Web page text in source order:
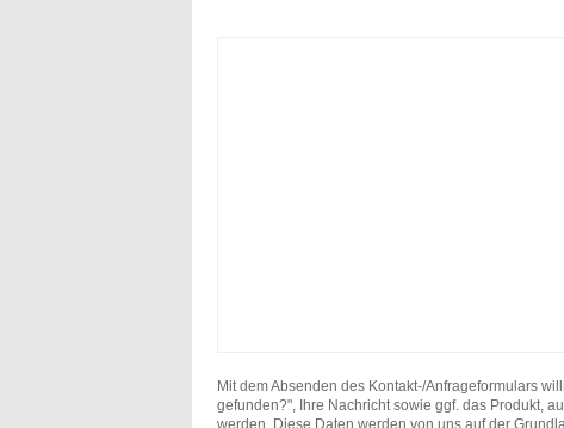
Mit dem Absenden des Kontakt-/Anfrageformulars
gefunden?", Ihre Nachricht sowie ggf. das Produkt,
werden. Diese Daten werden von uns auf der